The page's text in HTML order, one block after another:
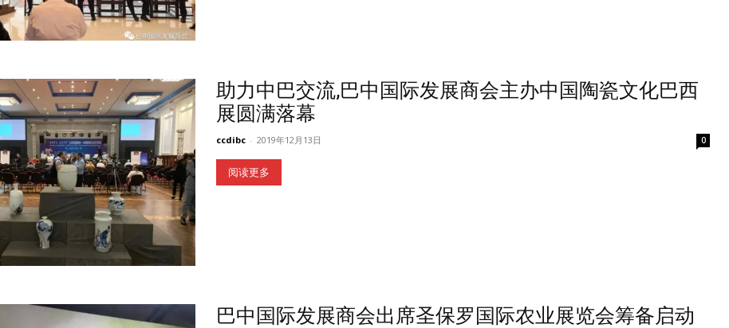
助力中巴交流,巴中国际发展商会主办中国陶瓷文化巴西
展圆满落幕
ccdibc - 2019年12月13日 0
阅读更多
巴中国际发展商会出席圣保罗国际农业展览会筹备启动